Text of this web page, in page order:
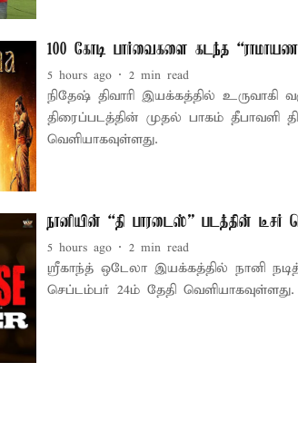
100 கோடி பார்வைகளை கடந்த
5 hours ago 2 min read
நிதேஷ் திவாரி இயக்கத்தில் உருவாகி
திரைப்படத்தின் முதல் பாகம் தீபாவளி
வெளியாகவுள்ளது.
நானியின் “தி பாரடைஸ்” படத்தின் டீசர்
5 hours ago 2 min read
ஸ்ரீகாந்த் ஒடேலா இயக்கத்தில் நானி நடித்துள்ள ‘தி
செப்டம்பர் 24ம் தேதி வெளியாகவுள்ளது.